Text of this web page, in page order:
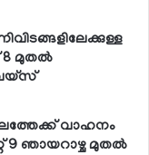
8 മുതല്‍
വാഹനം
9 ഞായറാഴ്ച മുതല്‍